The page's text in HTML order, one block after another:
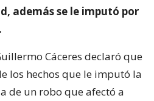
además se le imputó por
Cáceres declaró que
los hechos que le imputó la
de un robo que afectó a